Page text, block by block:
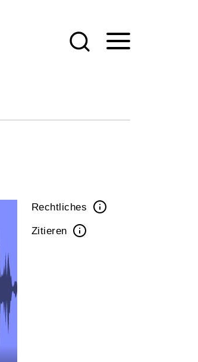
Rechtliches
Zitieren